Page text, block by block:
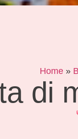
Home »
di